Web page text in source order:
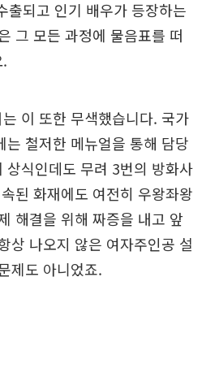
출되고 인기 배우가 등장하는
그 모든 과정에 물음표를 떠
이 또한 무색했습니다. 국가
는 철저한 메뉴얼을 통해 담당
상식인데도 무려 3번의 방화사
된 화재에도 여전히 우왕좌왕
해결을 위해 짜증을 내고 앞
상 나오지 않은 여자주인공 설
제도 아니었죠.